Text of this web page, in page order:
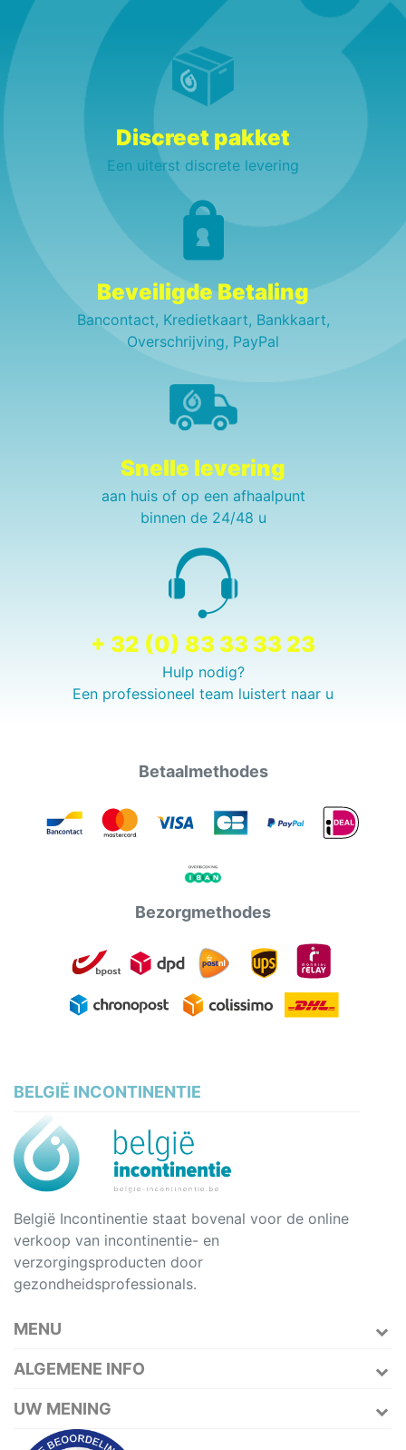
Discreet pakket
Een uiterst discrete levering
Beveiligde Betaling
Bancontact, Kredietkaart, Bankkaart,
Overschrijving, PayPal
Snelle levering
aan huis of op een afhaalpunt
binnen de 24/48 u
+ 32 (0) 83 33 33 23
Hulp nodig?
Een professioneel team luistert naar u
Betaalmethodes
Bezorgmethodes
BELGIË INCONTINENTIE
België Incontinentie staat bovenal voor de online
verkoop van incontinentie- en
verzorgingsproducten door
gezondheidsprofessionals.
MENU
ALGEMENE INFO
UW MENING